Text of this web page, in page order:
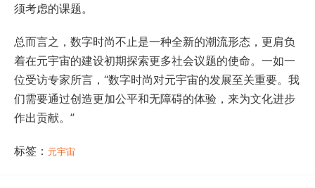
须考虑的课题。
总而言之，数字时尚不止是一种全新的潮流形态，更肩负
着在元宇宙的建设初期探索更多社会议题的使命。一如一
位受访专家所言，“数字时尚对元宇宙的发展至关重要。我
们需要通过创造更加公平和无障碍的体验，来为文化进步
作出贡献。”
标签： 元宇宙